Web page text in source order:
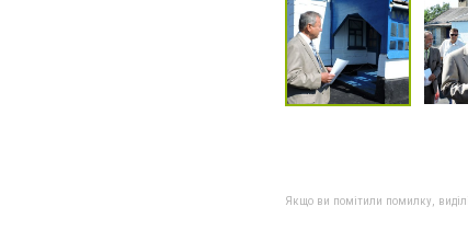
Якщо ви помітили помилку,